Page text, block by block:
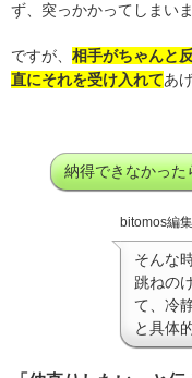
ず、突っかかってしまいま
ですが、 相手がちゃんと
直にそれを受け入れてあ
納得できなかった
bitomos編
そんな
跳ねの
て、冷
と具体